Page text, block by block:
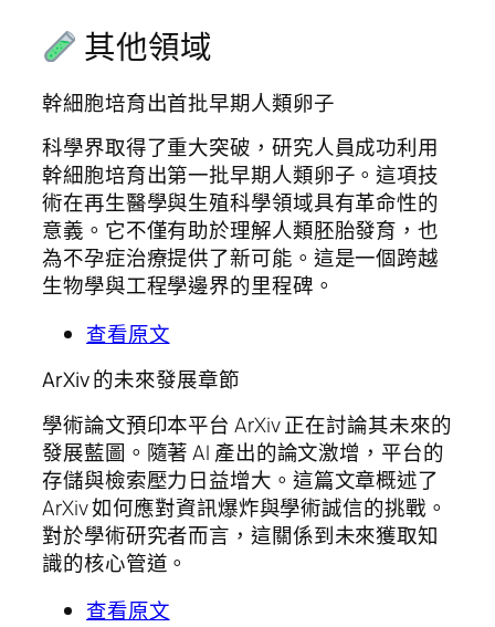
其他領域
幹細胞培育出首批早期人類卵子
科學界取得了重大突破，研究人員成功利用
幹細胞培育出第一批早期人類卵子。這項技
術在再生醫學與生殖科學領域具有革命性的
意義。它不僅有助於理解人類胚胎發育，也
為不孕症治療提供了新可能。這是一個跨越
生物學與工程學邊界的里程碑。
查看原文
ArXiv 的未來發展章節
學術論文預印本平台 ArXiv 正在討論其未來的
發展藍圖。隨著 AI 產出的論文激增，平台的
存儲與檢索壓力日益增大。這篇文章概述了
ArXiv 如何應對資訊爆炸與學術誠信的挑戰。
對於學術研究者而言，這關係到未來獲取知
識的核心管道。
查看原文